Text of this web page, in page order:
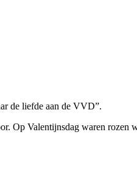
de liefde aan de VVD”.
Op Valentijnsdag waren rozen